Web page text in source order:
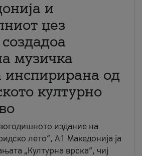
и
џез
музичка
инспирирана од
културно
издание на
лето“, А1 Македонија ја
„Културна врска“, чиј